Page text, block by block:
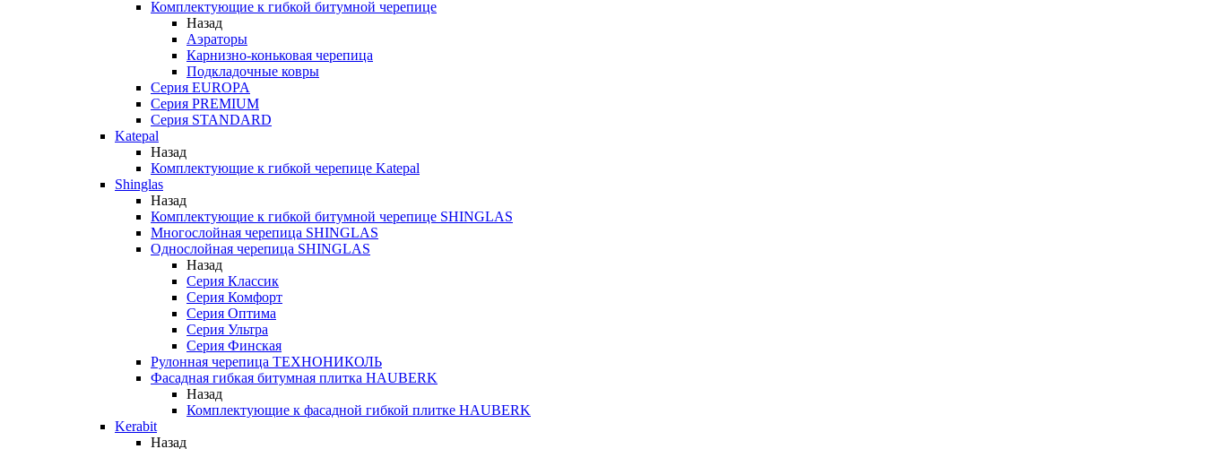
Комплектующие к гибкой битумной черепице
Назад
Аэраторы
Карнизно-коньковая черепица
Подкладочные ковры
Серия EUROPA
Серия PREMIUM
Серия STANDARD
Katepal
Назад
Комплектующие к гибкой черепице Katepal
Shinglas
Назад
Комплектующие к гибкой битумной черепице SHINGLAS
Многослойная черепица SHINGLAS
Однослойная черепица SHINGLAS
Назад
Серия Классик
Серия Комфорт
Серия Оптима
Серия Ультра
Серия Финская
Рулонная черепица ТЕХНОНИКОЛЬ
Фасадная гибкая битумная плитка HAUBERK
Назад
Комплектующие к фасадной гибкой плитке HAUBERK
Kerabit
Назад